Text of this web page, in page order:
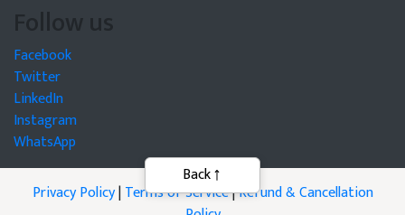
Follow us
Facebook
Twitter
LinkedIn
Instagram
WhatsApp
Privacy Policy|Terms of Service|Refund & Cancellation